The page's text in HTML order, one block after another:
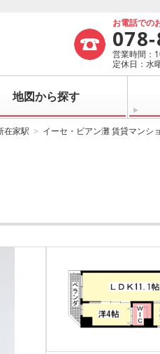
お電話での
営業時間：
定休日：水
地図から探す
在家駅 イーセ・ビアン灘 賃貸マンシ